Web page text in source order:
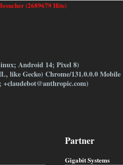
(2689679 Hits)
Android 14; Pixel 8)
like Gecko) Chrome/131.0.0.0 Mobile
Partner
Gigabit Systems